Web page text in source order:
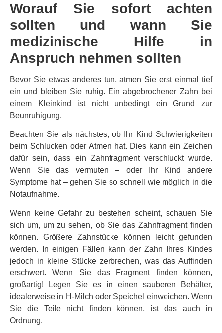
Worauf Sie sofort achten
sollten und wann Sie
medizinische Hilfe in
Anspruch nehmen sollten
Bevor Sie etwas anderes tun, atmen Sie erst einmal tief
ein und bleiben Sie ruhig. Ein abgebrochener Zahn bei
einem Kleinkind ist nicht unbedingt ein Grund zur
Beunruhigung.
Beachten Sie als nächstes, ob Ihr Kind Schwierigkeiten
beim Schlucken oder Atmen hat. Dies kann ein Zeichen
dafür sein, dass ein Zahnfragment verschluckt wurde.
Wenn Sie das vermuten – oder Ihr Kind andere
Symptome hat – gehen Sie so schnell wie möglich in die
Notaufnahme.
Wenn keine Gefahr zu bestehen scheint, schauen Sie
sich um, um zu sehen, ob Sie das Zahnfragment finden
können. Größere Zahnstücke können leicht gefunden
werden. In einigen Fällen kann der Zahn Ihres Kindes
jedoch in kleine Stücke zerbrechen, was das Auffinden
erschwert. Wenn Sie das Fragment finden können,
großartig! Legen Sie es in einen sauberen Behälter,
idealerweise in H-Milch oder Speichel einweichen. Wenn
Sie die Teile nicht finden können, ist das auch in
Ordnung.